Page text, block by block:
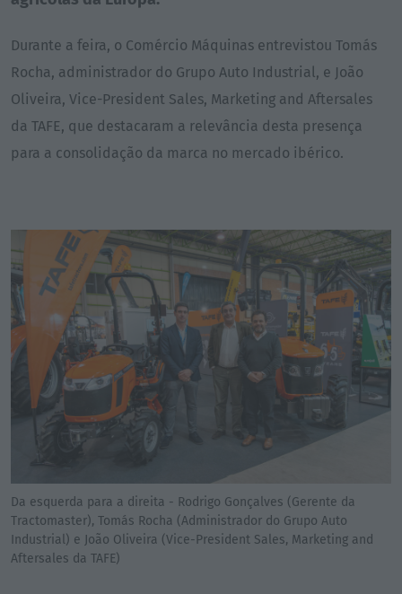
Durante a feira, o Comércio Máquinas entrevistou Tomás
Rocha, administrador do Grupo Auto Industrial, e João
Oliveira, Vice-President Sales, Marketing and Aftersales
da TAFE, que destacaram a relevância desta presença
para a consolidação da marca no mercado ibérico.
Da esquerda para a direita - Rodrigo Gonçalves (Gerente da
Tractomaster), Tomás Rocha (Administrador do Grupo Auto
Industrial) e João Oliveira (Vice-President Sales, Marketing and
Aftersales da TAFE)